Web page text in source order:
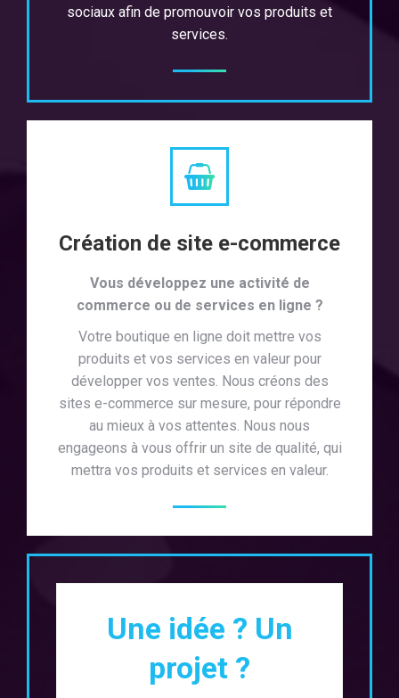
sociaux afin de promouvoir vos produits et
services.
Création de site e-commerce
Vous développez une activité de
commerce ou de services en ligne ?
Votre boutique en ligne doit mettre vos
produits et vos services en valeur pour
développer vos ventes. Nous créons des
sites e-commerce sur mesure, pour répondre
au mieux à vos attentes. Nous nous
engageons à vous offrir un site de qualité, qui
mettra vos produits et services en valeur.
Une idée ? Un
projet ?